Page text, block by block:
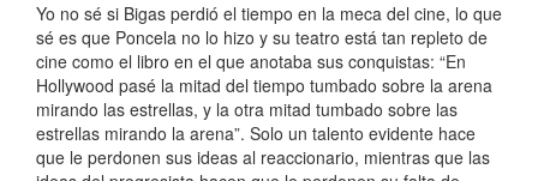
Yo no sé si Bigas perdió el tiempo en la meca del cine, lo que
sé es que Poncela no lo hizo y su teatro está tan repleto de
cine como el libro en el que anotaba sus conquistas: “En
Hollywood pasé la mitad del tiempo tumbado sobre la arena
mirando las estrellas, y la otra mitad tumbado sobre las
estrellas mirando la arena”. Solo un talento evidente hace
que le perdonen sus ideas al reaccionario, mientras que las